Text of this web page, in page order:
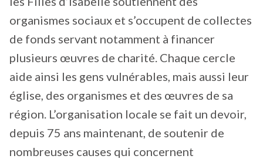
organismes sociaux et s’occupent de collectes
de fonds servant notamment à financer
plusieurs œuvres de charité. Chaque cercle
aide ainsi les gens vulnérables, mais aussi leur
église, des organismes et des œuvres de sa
région. L’organisation locale se fait un devoir,
depuis 75 ans maintenant, de soutenir de
nombreuses causes qui concernent